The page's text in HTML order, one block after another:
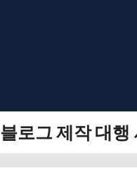
블로그 제작 대행